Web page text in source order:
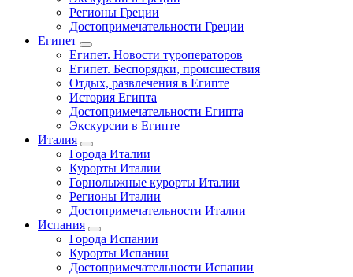
Регионы Греции
Достопримечательности Греции
Египет
Египет. Новости туроператоров
Египет. Беспорядки, происшествия
Отдых, развлечения в Египте
История Египта
Достопримечательности Египта
Экскурсии в Египте
Италия
Города Италии
Курорты Италии
Горнолыжные курорты Италии
Регионы Италии
Достопримечательности Италии
Испания
Города Испании
Курорты Испании
Достопримечательности Испании